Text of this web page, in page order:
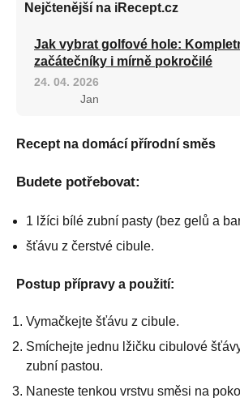
Nejčtenější na iRecept.cz
Jak vybrat golfové hole:
začátečníky i mírně pokročilé
24. 04. 2026
Jan
Recept na domácí přírodní směs
Budete potřebovat:
1 lžíci bílé zubní pasty (bez gelů a
šťávu z čerstvé cibule.
Postup přípravy a použití:
Vymačkejte šťávu z cibule.
Smíchejte jednu lžičku cibulové
zubní pastou.
Naneste tenkou vrstvu směsi na